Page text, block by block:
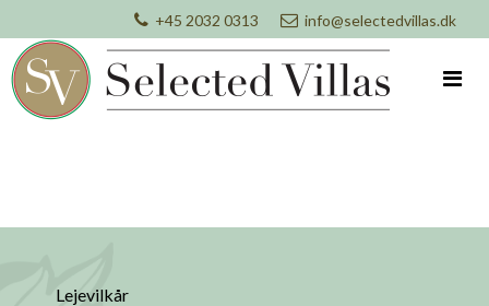
+45 2032 0313 info@selectedvillas.dk
Lejevilkår